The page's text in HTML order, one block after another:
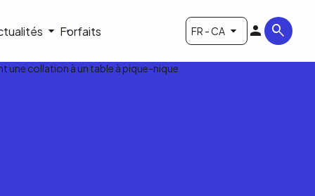
Forfaits FR - CA